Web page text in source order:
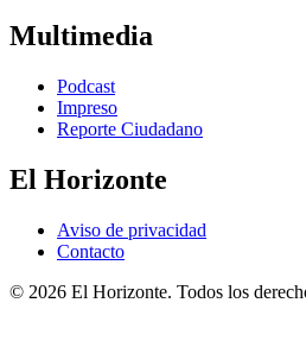
Multimedia
Podcast
Impreso
Reporte Ciudadano
El Horizonte
Aviso de privacidad
Contacto
© 2026 El Horizonte. Todos los